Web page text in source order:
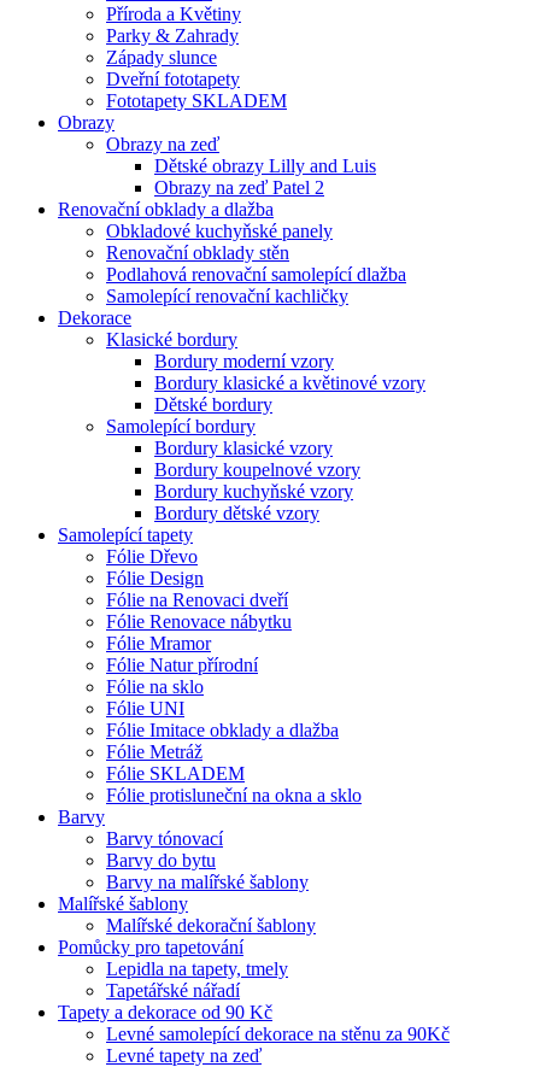
Příroda a Květiny
Parky & Zahrady
Západy slunce
Dveřní fototapety
Fototapety SKLADEM
Obrazy
Obrazy na zeď
Dětské obrazy Lilly and Luis
Obrazy na zeď Patel 2
Renovační obklady a dlažba
Obkladové kuchyňské panely
Renovační obklady stěn
Podlahová renovační samolepící dlažba
Samolepící renovační kachličky
Dekorace
Klasické bordury
Bordury moderní vzory
Bordury klasické a květinové vzory
Dětské bordury
Samolepící bordury
Bordury klasické vzory
Bordury koupelnové vzory
Bordury kuchyňské vzory
Bordury dětské vzory
Samolepící tapety
Fólie Dřevo
Fólie Design
Fólie na Renovaci dveří
Fólie Renovace nábytku
Fólie Mramor
Fólie Natur přírodní
Fólie na sklo
Fólie UNI
Fólie Imitace obklady a dlažba
Fólie Metráž
Fólie SKLADEM
Fólie protisluneční na okna a sklo
Barvy
Barvy tónovací
Barvy do bytu
Barvy na malířské šablony
Malířské šablony
Malířské dekorační šablony
Pomůcky pro tapetování
Lepidla na tapety, tmely
Tapetářské nářadí
Tapety a dekorace od 90 Kč
Levné samolepící dekorace na stěnu za 90Kč
Levné tapety na zeď